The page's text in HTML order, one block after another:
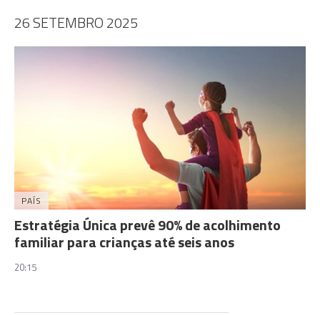
26 SETEMBRO 2025
PAÍS
Estratégia Única prevê 90% de acolhimento
familiar para crianças até seis anos
20:15